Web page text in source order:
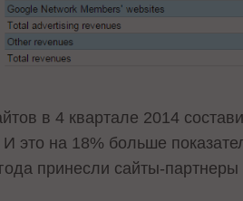
в 4 квартале 2014
это на 18% больше
принесли сайты-